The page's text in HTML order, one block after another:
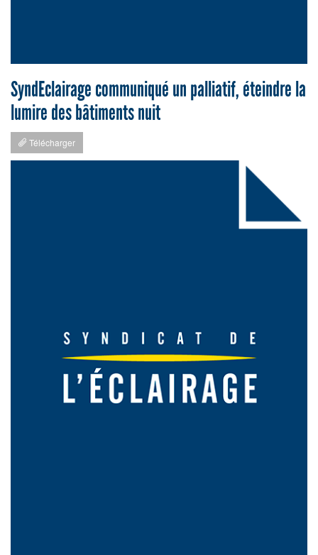
SyndEclairage communiqué un palliatif, éteindre la
lumire des bâtiments nuit
Télécharger